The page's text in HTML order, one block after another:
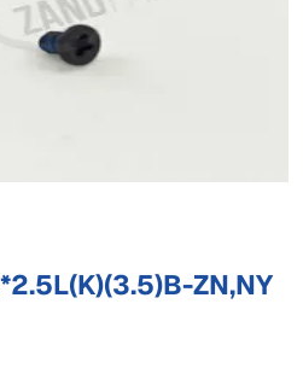
ZN,NY